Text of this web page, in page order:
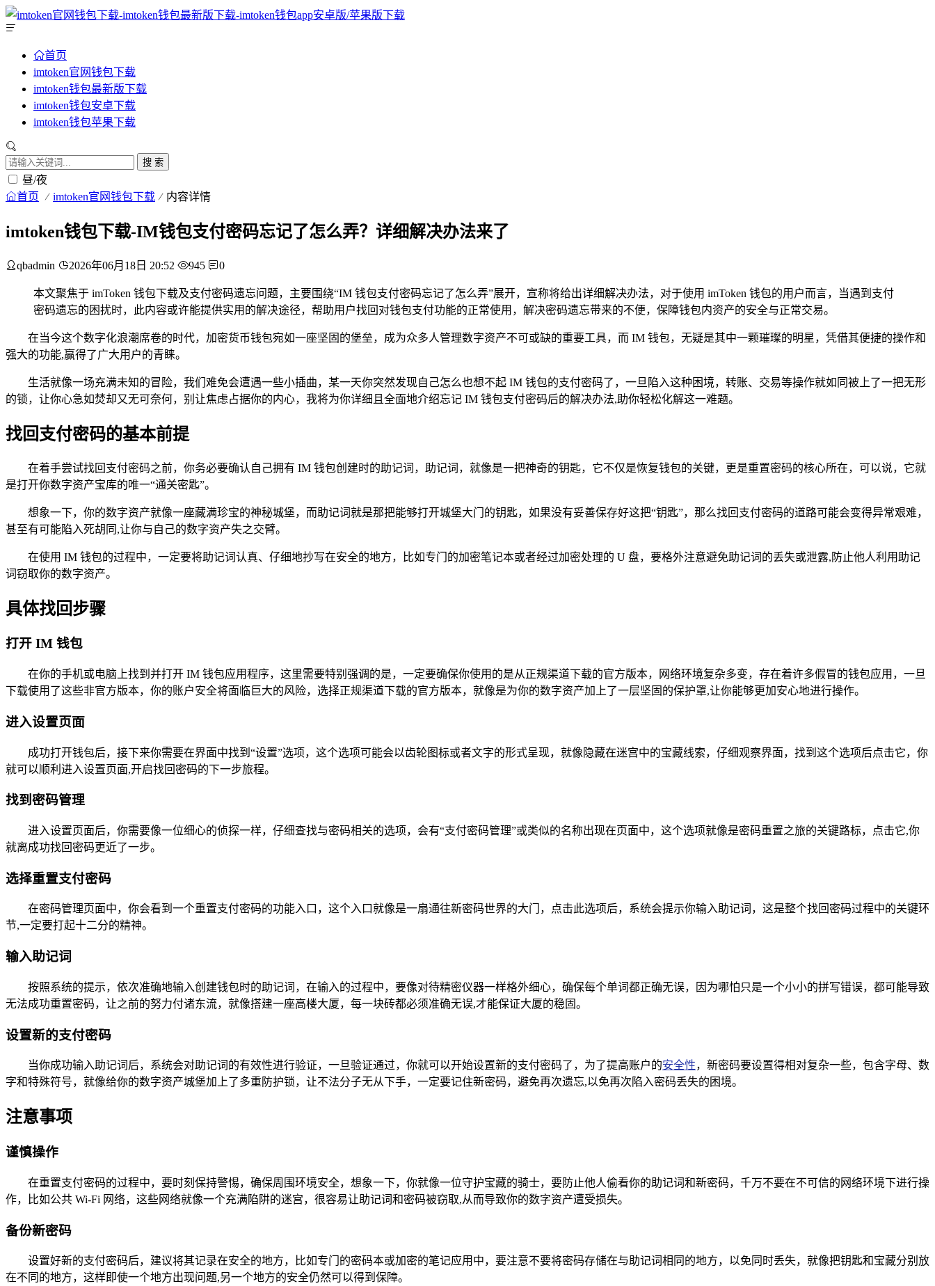
首页
imtoken官网钱包下载
imtoken钱包最新版下载
imtoken钱包安卓下载
imtoken钱包苹果下载
搜 索
昼/夜
首页 imtoken官网钱包下载 内容详情
imtoken钱包下载-IM钱包支付密码忘记了怎么弄？详细解决办法来了
qbadmin 2026年06月18日 20:52 945 0
本文聚焦于 imToken 钱包下载及支付密码遗忘问题，主要围绕“IM 钱包支付密码忘记了怎么弄”展开，宣称将给出详细解决办法，对于使用 imToken 钱包的用户而言，当遇到支付
密码遗忘的困扰时，此内容或许能提供实用的解决途径，帮助用户找回对钱包支付功能的正常使用，解决密码遗忘带来的不便，保障钱包内资产的安全与正常交易。
在当今这个数字化浪潮席卷的时代，加密货币钱包宛如一座坚固的堡垒，成为众多人管理数字资产不可或缺的重要工具，而 IM 钱包，无疑是其中一颗璀璨的明星，凭借其便捷的操作和
强大的功能,赢得了广大用户的青睐。
生活就像一场充满未知的冒险，我们难免会遭遇一些小插曲，某一天你突然发现自己怎么也想不起 IM 钱包的支付密码了，一旦陷入这种困境，转账、交易等操作就如同被上了一把无形
的锁，让你心急如焚却又无可奈何，别让焦虑占据你的内心，我将为你详细且全面地介绍忘记 IM 钱包支付密码后的解决办法,助你轻松化解这一难题。
找回支付密码的基本前提
在着手尝试找回支付密码之前，你务必要确认自己拥有 IM 钱包创建时的助记词，助记词，就像是一把神奇的钥匙，它不仅是恢复钱包的关键，更是重置密码的核心所在，可以说，它就
是打开你数字资产宝库的唯一“通关密匙”。
想象一下，你的数字资产就像一座藏满珍宝的神秘城堡，而助记词就是那把能够打开城堡大门的钥匙，如果没有妥善保存好这把“钥匙”，那么找回支付密码的道路可能会变得异常艰难，
甚至有可能陷入死胡同,让你与自己的数字资产失之交臂。
在使用 IM 钱包的过程中，一定要将助记词认真、仔细地抄写在安全的地方，比如专门的加密笔记本或者经过加密处理的 U 盘，要格外注意避免助记词的丢失或泄露,防止他人利用助记
词窃取你的数字资产。
具体找回步骤
打开 IM 钱包
在你的手机或电脑上找到并打开 IM 钱包应用程序，这里需要特别强调的是，一定要确保你使用的是从正规渠道下载的官方版本，网络环境复杂多变，存在着许多假冒的钱包应用，一旦
下载使用了这些非官方版本，你的账户安全将面临巨大的风险，选择正规渠道下载的官方版本，就像是为你的数字资产加上了一层坚固的保护罩,让你能够更加安心地进行操作。
进入设置页面
成功打开钱包后，接下来你需要在界面中找到“设置”选项，这个选项可能会以齿轮图标或者文字的形式呈现，就像隐藏在迷宫中的宝藏线索，仔细观察界面，找到这个选项后点击它，你
就可以顺利进入设置页面,开启找回密码的下一步旅程。
找到密码管理
进入设置页面后，你需要像一位细心的侦探一样，仔细查找与密码相关的选项，会有“支付密码管理”或类似的名称出现在页面中，这个选项就像是密码重置之旅的关键路标，点击它,你
就离成功找回密码更近了一步。
选择重置支付密码
在密码管理页面中，你会看到一个重置支付密码的功能入口，这个入口就像是一扇通往新密码世界的大门，点击此选项后，系统会提示你输入助记词，这是整个找回密码过程中的关键环
节,一定要打起十二分的精神。
输入助记词
按照系统的提示，依次准确地输入创建钱包时的助记词，在输入的过程中，要像对待精密仪器一样格外细心，确保每个单词都正确无误，因为哪怕只是一个小小的拼写错误，都可能导致
无法成功重置密码，让之前的努力付诸东流，就像搭建一座高楼大厦，每一块砖都必须准确无误,才能保证大厦的稳固。
设置新的支付密码
当你成功输入助记词后，系统会对助记词的有效性进行验证，一旦验证通过，你就可以开始设置新的支付密码了，为了提高账户的安全性，新密码要设置得相对复杂一些，包含字母、数
字和特殊符号，就像给你的数字资产城堡加上了多重防护锁，让不法分子无从下手，一定要记住新密码，避免再次遗忘,以免再次陷入密码丢失的困境。
注意事项
谨慎操作
在重置支付密码的过程中，要时刻保持警惕，确保周围环境安全，想象一下，你就像一位守护宝藏的骑士，要防止他人偷看你的助记词和新密码，千万不要在不可信的网络环境下进行操
作，比如公共 Wi-Fi 网络，这些网络就像一个充满陷阱的迷宫，很容易让助记词和密码被窃取,从而导致你的数字资产遭受损失。
备份新密码
设置好新的支付密码后，建议将其记录在安全的地方，比如专门的密码本或加密的笔记应用中，要注意不要将密码存储在与助记词相同的地方，以免同时丢失，就像把钥匙和宝藏分别放
在不同的地方，这样即使一个地方出现问题,另一个地方的安全仍然可以得到保障。